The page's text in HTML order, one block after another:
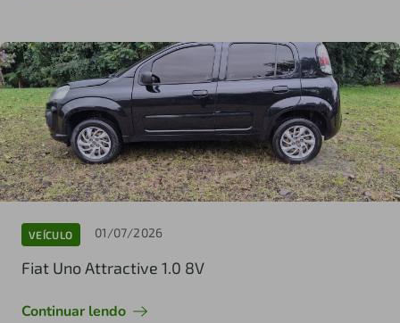
VEÍCULO 01/07/2026
Fiat Uno Attractive 1.0 8V
Continuar lendo